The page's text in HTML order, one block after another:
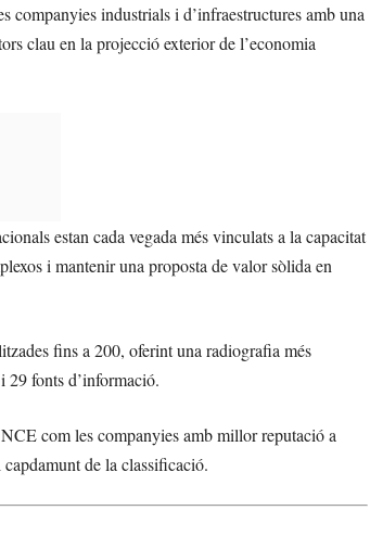
companyies industrials i d’infraestructures amb una
clau en la projecció exterior de l’economia
estan cada vegada més vinculats a la capacitat
i mantenir una proposta de valor sòlida en
fins a 200, oferint una radiografia més
29 fonts d’informació.
com les companyies amb millor reputació a
de la classificació.